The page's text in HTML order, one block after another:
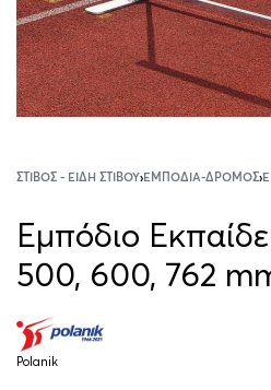
ΣΤΊΒΟΣ - ΕΊΔΗ ΣΤΊΒΟΥ›ΕΜΠΌΔΙΑ-ΔΡΌΜΟΣ›
Εμπόδιο
500, 600, 762
Polanik